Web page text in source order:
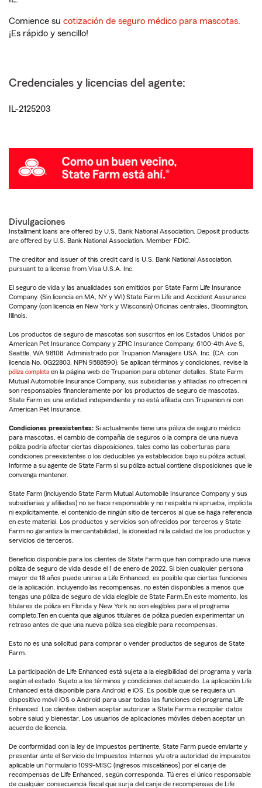
Comience su cotización de seguro médico para mascotas.
¡Es rápido y sencillo!
Credenciales y licencias del agente:
IL-2125203
Divulgaciones
Installment loans are offered by U.S. Bank National Association. Deposit products
are offered by U.S. Bank National Association. Member FDIC.
The creditor and issuer of this credit card is U.S. Bank National Association,
pursuant to a license from Visa U.S.A. Inc.
El seguro de vida y las anualidades son emitidos por State Farm Life Insurance
Company. (Sin licencia en MA, NY y WI) State Farm Life and Accident Assurance
Company (con licencia en New York y Wisconsin) Oficinas centrales, Bloomington,
Illinois.
Los productos de seguro de mascotas son suscritos en los Estados Unidos por
American Pet Insurance Company y ZPIC Insurance Company, 6100-4th Ave S,
Seattle, WA 98108. Administrado por Trupanion Managers USA, Inc. (CA: con
licencia No. 0G22803, NPN 9588590). Se aplican términos y condiciones, revise la
póliza completa en la página web de Trupanion para obtener detalles. State Farm
Mutual Automobile Insurance Company, sus subsidiarias y afiliadas no ofrecen ni
son responsables financieramente por los productos de seguro de mascotas.
State Farm es una entidad independiente y no está afiliada con Trupanion ni con
American Pet Insurance.
Condiciones preexistentes: Si actualmente tiene una póliza de seguro médico
para mascotas, el cambio de compañía de seguros o la compra de una nueva
póliza podría afectar ciertas disposiciones, tales como las coberturas para
condiciones preexistentes o los deducibles ya establecidos bajo su póliza actual.
Informe a su agente de State Farm si su póliza actual contiene disposiciones que le
convenga mantener.
State Farm (incluyendo State Farm Mutual Automobile Insurance Company y sus
subsidiarias y afiliadas) no se hace responsable y no respalda ni aprueba, implícita
ni explícitamente, el contenido de ningún sitio de terceros al que se haga referencia
en este material. Los productos y servicios son ofrecidos por terceros y State
Farm no garantiza la mercantabilidad, la idoneidad ni la calidad de los productos y
servicios de terceros.
Beneficio disponible para los clientes de State Farm que han comprado una nueva
póliza de seguro de vida desde el 1 de enero de 2022. Si bien cualquier persona
mayor de 18 años puede unirse a Life Enhanced, es posible que ciertas funciones
de la aplicación, incluyendo las recompensas, no estén disponibles a menos que
tengas una póliza de seguro de vida elegible de State Farm.En este momento, los
titulares de póliza en Florida y New York no son elegibles para el programa
completo.Ten en cuenta que algunos titulares de póliza pueden experimentar un
retraso antes de que una nueva póliza sea elegible para recompensas.
Esto no es una solicitud para comprar o vender productos de seguros de State
Farm.
La participación de Life Enhanced está sujeta a la elegibilidad del programa y varía
según el estado. Sujeto a los términos y condiciones del acuerdo. La aplicación Life
Enhanced está disponible para Android e iOS. Es posible que se requiera un
dispositivo móvil iOS o Android para usar todas las funciones del programa Life
Enhanced. Los clientes deben aceptar autorizar a State Farm a recopilar datos
sobre salud y bienestar. Los usuarios de aplicaciones móviles deben aceptar un
acuerdo de licencia.
De conformidad con la ley de impuestos pertinente, State Farm puede enviarte y
presentar ante el Servicio de Impuestos Internos y/u otra autoridad de impuestos
aplicable un Formulario 1099-MISC (ingresos misceláneos) por el canje de
recompensas de Life Enhanced, según corresponda. Tú eres el único responsable
de cualquier consecuencia fiscal que surja del canje de recompensas de Life